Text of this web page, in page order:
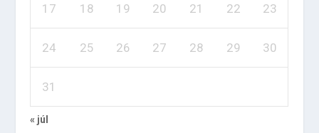
17 18 19 20 21 22 23
24 25 26 27 28 29 30
31
« júl